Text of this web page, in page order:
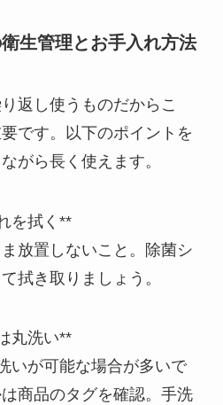
生管理とお手入れ方法
返し使うものだからこ
です。以下のポイントを
がら長く使えます。
を拭く**
放置しないこと。除菌シ
拭き取りましょう。
丸洗い**
いが可能な場合が多いで
商品のタグを確認。手洗